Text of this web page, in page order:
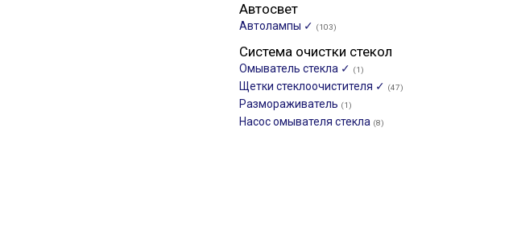
Автосвет
Автолампы ✓ (103)
Система очистки стекол
Омыватель стекла ✓ (1)
Щетки стеклоочистителя ✓ (47)
Размораживатель (1)
Насос омывателя стекла (8)